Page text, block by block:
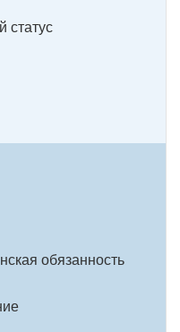
статус
обязанность